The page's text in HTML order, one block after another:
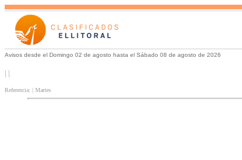
Avisos desde el Domingo 02 de agosto hasta el Sábado 08 de agosto de 2026
| |
Referencia: | Martes